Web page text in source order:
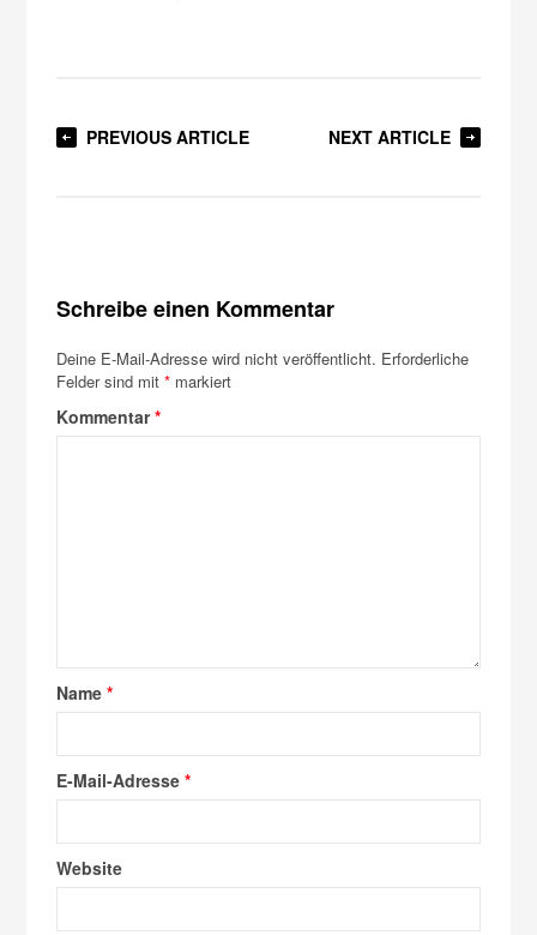
PREVIOUS ARTICLE NEXT ARTICLE
Schreibe einen Kommentar
Deine E-Mail-Adresse wird nicht veröffentlicht. Erforderliche
Felder sind mit* markiert
Kommentar*
Name*
E-Mail-Adresse*
Website